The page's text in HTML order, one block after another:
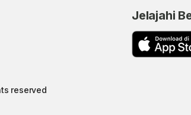
Jelajahi
reserved